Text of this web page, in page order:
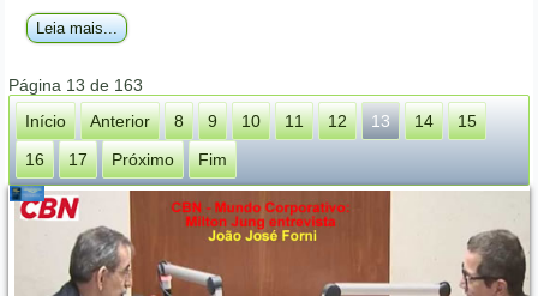
Leia mais...
Página 13 de 163
Início
Anterior 8 9 10 11 12 13 14
15
16
17 Próximo Fim